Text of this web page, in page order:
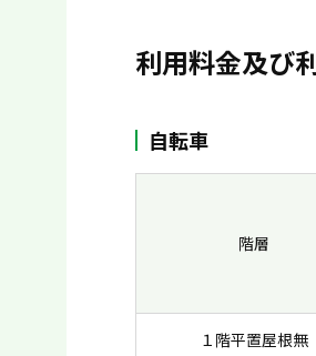
利用料金及び
自転車
階層
１階平置屋根無